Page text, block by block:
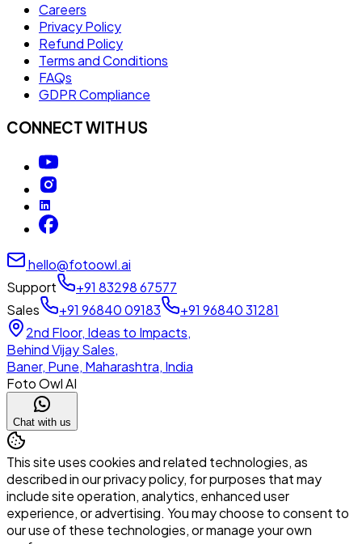
Careers
Privacy Policy
Refund Policy
Terms and Conditions
FAQs
GDPR Compliance
CONNECT WITH US
hello@fotoowl.ai
Support
+91 83298 67577
Sales
+91 96840 09183
+91 96840 31281
2nd Floor, Ideas to Impacts,
Behind Vijay Sales,
Baner, Pune, Maharashtra, India
Foto Owl AI
Chat with us
This site uses cookies and related technologies, as
described in our privacy policy, for purposes that may
include site operation, analytics, enhanced user
experience, or advertising. You may choose to consent to
our use of these technologies, or manage your own